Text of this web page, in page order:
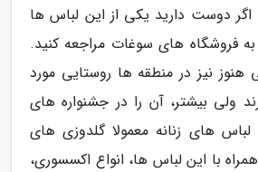
دوست دارید یکی از این لباس ها
فروشگاه های سوغات مراجعه کنید.
نیز در منطقه ها روستایی مورد
ولی بیشتر، آن را در جشنواره های
های زنانه معمولا گلدوزی های
با این لباس ها، انواع اکسسوری،